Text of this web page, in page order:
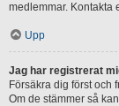
medlemmar. Kontakta
Upp
Jag har registrerat
Försäkra dig först och
Om de stämmer så